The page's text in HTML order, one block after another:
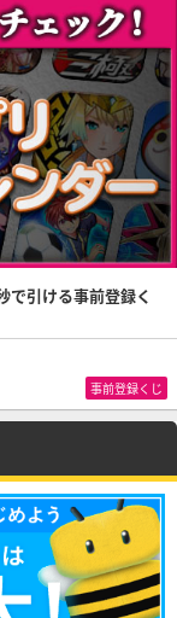
で引ける事前登録く
事前登録くじ